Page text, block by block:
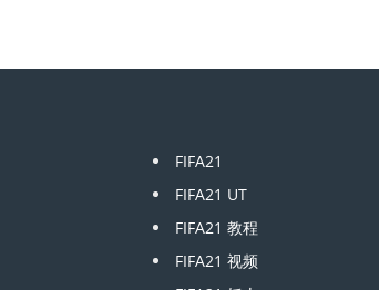
FIFA21
FIFA21 UT
FIFA21 教程
FIFA21 视频